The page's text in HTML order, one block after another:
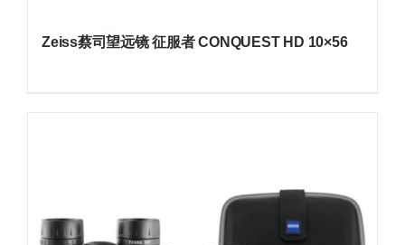
Zeiss蔡司望远镜 征服者 CONQUEST HD 10×56